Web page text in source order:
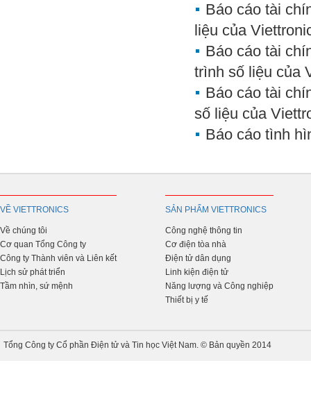
Báo cáo tài
liệu của
Báo cáo tài
trình số liệu của
Báo cáo tài
số liệu của
Báo cáo tình
VỀ VIETTRONICS
Về chúng tôi
Cơ quan Tổng Công ty
Công ty Thành viên và Liên kết
Lịch sử phát triển
Tầm nhìn, sứ mệnh
SẢN PHẨM VIETTRONICS
Công nghệ thông tin
Cơ điện tòa nhà
Điện tử dân dụng
Linh kiện điện tử
Năng lượng và Công nghiệp
Thiết bị y tế
Tổng Công ty Cổ phần Điện tử và Tin học Việt Nam. © Bản quyền 2014